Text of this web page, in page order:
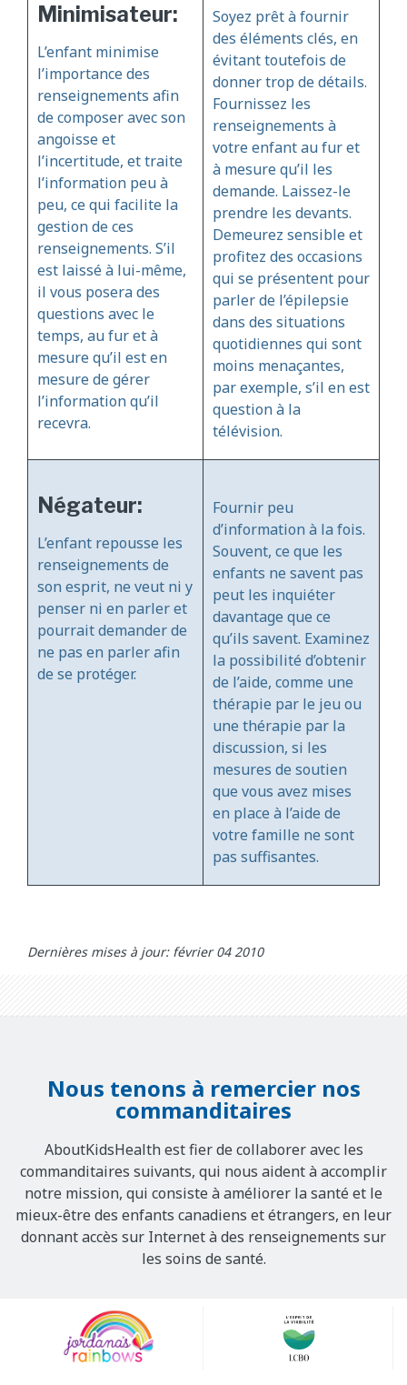
Minimisateur:
L’enfant minimise
l’importance des
renseignements afin
de composer avec son
angoisse et
l’incertitude, et traite
l’information peu à
peu, ce qui facilite la
gestion de ces
renseignements. S’il
est laissé à lui-même,
il vous posera des
questions avec le
temps, au fur et à
mesure qu’il est en
mesure de gérer
l’information qu’il
recevra.
Soyez prêt à fournir
des éléments clés, en
évitant toutefois de
donner trop de détails.
Fournissez les
renseignements à
votre enfant au fur et
à mesure qu’il les
demande. Laissez-le
prendre les devants.
Demeurez sensible et
profitez des occasions
qui se présentent pour
parler de l’épilepsie
dans des situations
quotidiennes qui sont
moins menaçantes,
par exemple, s’il en est
question à la
télévision.
Négateur:
L’enfant repousse les
renseignements de
son esprit, ne veut ni y
penser ni en parler et
pourrait demander de
ne pas en parler afin
de se protéger.
Fournir peu
d’information à la fois.
Souvent, ce que les
enfants ne savent pas
peut les inquiéter
davantage que ce
qu’ils savent. Examinez
la possibilité d’obtenir
de l’aide, comme une
thérapie par le jeu ou
une thérapie par la
discussion, si les
mesures de soutien
que vous avez mises
en place à l’aide de
votre famille ne sont
pas suffisantes.
Dernières mises à jour: février 04 2010
Nous tenons à remercier nos
commanditaires
AboutKidsHealth est fier de collaborer avec les
commanditaires suivants, qui nous aident à accomplir
notre mission, qui consiste à améliorer la santé et le
mieux-être des enfants canadiens et étrangers, en leur
donnant accès sur Internet à des renseignements sur
les soins de santé.
Sponsors